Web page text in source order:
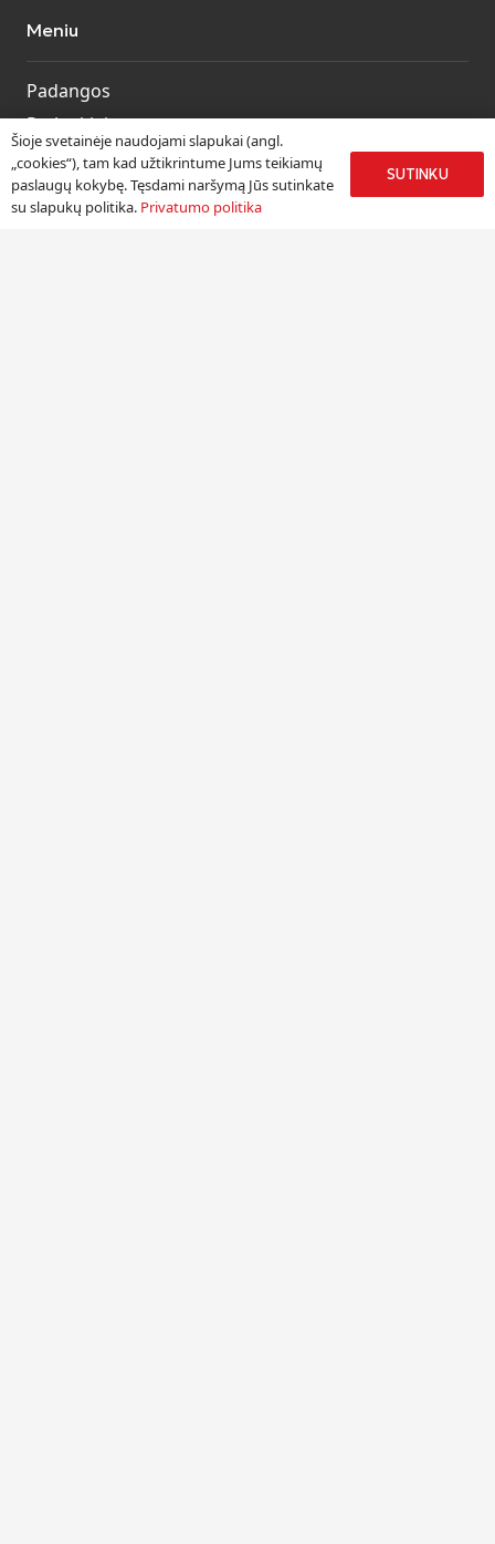
Meniu
Padangos
Ratlankiai
Kitos prekės
Paslaugos
Šioje svetainėje naudojami slapukai (angl.
„cookies“), tam kad užtikrintume Jums teikiamų
paslaugų kokybę. Tęsdami naršymą Jūs sutinkate
su slapukų politika. Privatumo politika
SUTINKU